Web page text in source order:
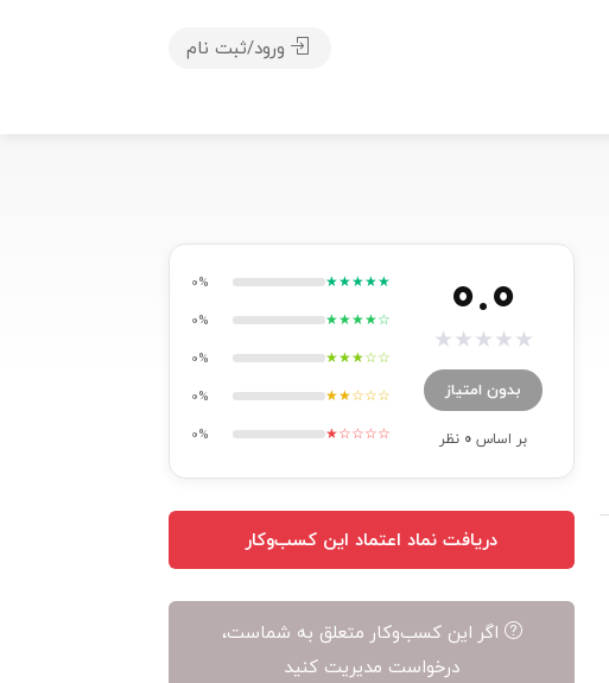
ورود/ثبت نام
0.0
★
★
★
★
★
بدون امتیاز
بر اساس0 نظر
★★★★★
0%
★★★★☆
0%
★★★☆☆
0%
★★☆☆☆
0%
★☆☆☆☆
0%
دریافت نماد اعتماد این کسب‌وکار
اگر این کسب‌وکار متعلق به شماست،
درخواست مدیریت کنید